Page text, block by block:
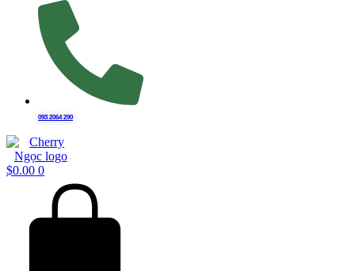
093 2064 290
$0.00 0